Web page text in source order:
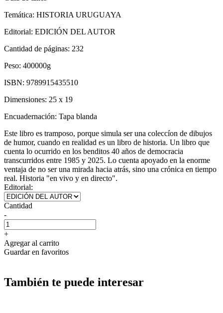
Temática: HISTORIA URUGUAYA
Editorial: EDICIÓN DEL AUTOR
Cantidad de páginas: 232
Peso: 400000g
ISBN: 9789915435510
Dimensiones: 25 x 19
Encuadernación: Tapa blanda
Este libro es tramposo, porque simula ser una coleccíon de dibujos
de humor, cuando en realidad es un libro de historia. Un libro que
cuenta lo ocurrido en los benditos 40 años de democracia
transcurridos entre 1985 y 2025. Lo cuenta apoyado en la enorme
ventaja de no ser una mirada hacia atrás, sino una crónica en tiempo
real. Historia "en vivo y en directo".
Editorial:
Cantidad
-
+
Agregar al carrito
Guardar en favoritos
También te puede interesar